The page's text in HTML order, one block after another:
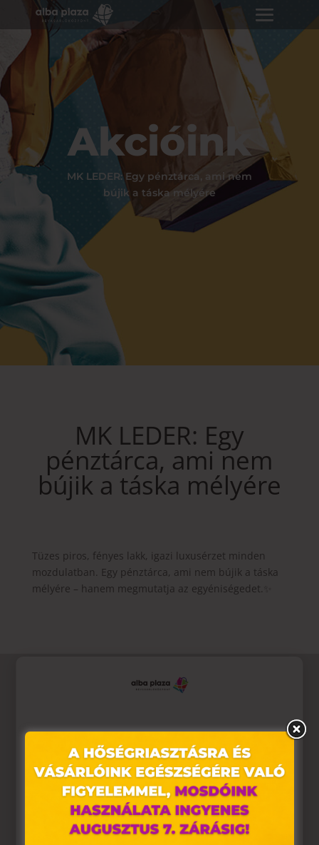
Akcióink
MK LEDER: Egy pénztárca, ami nem
bújik a táska mélyére
MK LEDER: Egy
pénztárca, ami nem
bújik a táska mélyére
Tüzes piros, fényes lakk, igazi luxusérzet minden
mozdulatban. Egy pénztárca, ami nem bújik a táska
mélyére – hanem megmutatja az egyéniségedet.✨
Weboldalunkon „cookie"-kat (továbbiakban „süti")
alkalmazunk. Ezek olyan fájlok, melyek információt tárolnak
webes böngészőjében. Ehhez az Ön hozzájárulása
szükséges.
A „sütiket" az elektronikus hírközlésről szóló 2003. évi C.